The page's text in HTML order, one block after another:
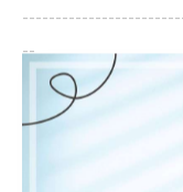
--
スポーツ